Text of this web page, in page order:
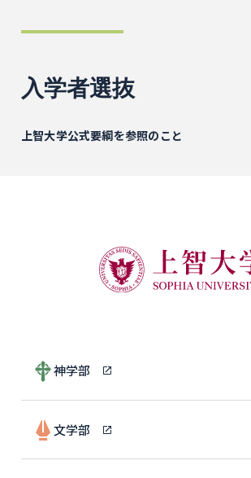
入学者選抜
上智大学公式要綱を参照のこと
神学部
文学部